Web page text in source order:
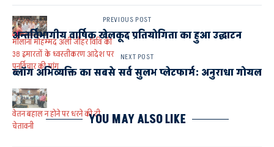
मौलाना मोहम्मद अली जौहर विवि की
38 इमारतों के ध्वस्तीकरण आदेश पर
पुनर्विचार की मांग
वेतन बहाल न होने पर धरने की दी
चेतावनी
PREVIOUS POST
अन्तर्विभागीय वार्षिक खेलकूद प्रतियोगिता का हुआ उद्घाटन
NEXT POST
ब्लॉग अभिव्यक्ति का सबसे सर्व सुलभ प्लेटफार्म: अनुराधा गोयल
YOU MAY ALSO LIKE